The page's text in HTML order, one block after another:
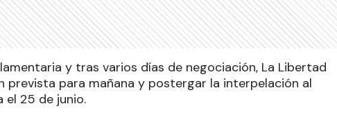
y tras varios días de negociación, La Libertad
prevista para mañana y postergar la interpelación al
el 25 de junio.